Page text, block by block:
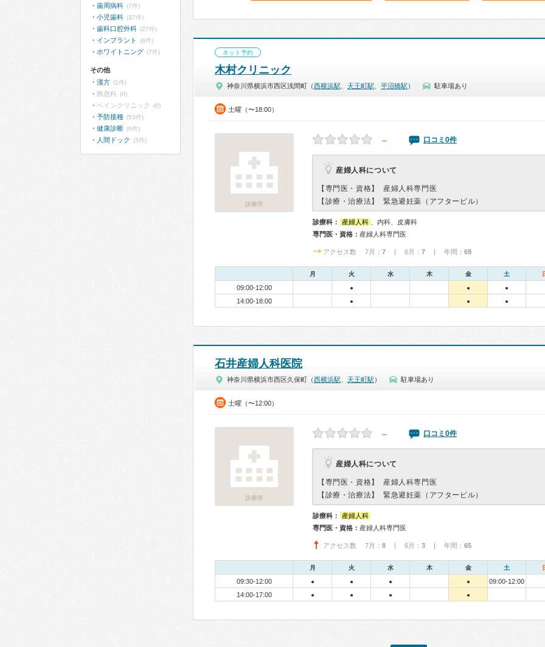
ネット予約
木村クリニック
神奈川県横浜市西区浅間町（西横浜駅 天王町駅 平沼橋駅 ） 駐車場あり
土曜（〜18:00）
診療所
－ 口コミ0件
産婦人科について
【専門医・資格】
産婦人科専門医
【診療・治療法】
緊急避妊薬（アフターピル）
診療科： 産婦人科
、内科、皮膚科
専門医・資格： 産婦人科専門医
アクセス数 7月： 7 | 6月： 7 | 年間： 69
月 火 水 木 金 土
09:00-12:00 ● ● ●
14:00-18:00 ● ● ●
石井産婦人科医院
神奈川県横浜市西区久保町（西横浜駅 天王町駅 ） 駐車場あり
土曜（〜12:00）
診療所
－ 口コミ0件
産婦人科について
【専門医・資格】
産婦人科専門医
【診療・治療法】
緊急避妊薬（アフターピル）
診療科：
産婦人科
専門医・資格： 産婦人科専門医
アクセス数 7月： 8 | 6月： 3 | 年間： 65
月 火 水 木 金 土
09:30-12:00 ● ● ● ●
09:00-12:00
14:00-17:00
● ● ● ●
歯周病科 (7件)
小児歯科 (37件)
歯科口腔外科 (27件)
インプラント (8件)
ホワイトニング (7件)
その他
漢方 (1件)
救急科 (0)
ペインクリニック (0)
予防接種 (53件)
健康診断 (6件)
人間ドック (3件)